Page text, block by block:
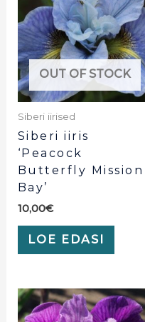
OUT OF STOCK
Siberi iirised
Siberi iiris
‘Peacock
Butterfly Mission
Bay’
10,00€
LOE EDASI